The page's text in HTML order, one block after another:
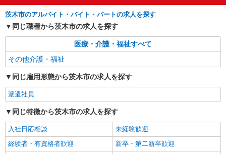
デイSTAFF/17時定時
時給1600円〜2250円 ＜日払い有/週払い有/交
通費全支給(ガソリン代含む)＞
箕面市彩都粟生南≪最寄り駅：彩都西≫
キープ
茨木市のアルバイト・バイト・パートの求人を探す
同じ職種から茨木市の求人を探す
医療・介護・福祉すべて
その他介護・福祉
同じ雇用形態から茨木市の求人を探す
派遣社員
同じ特徴から茨木市の求人を探す
入社日応相談
未経験歓迎
経験者・有資格者歓迎
新卒・第二新卒歓迎